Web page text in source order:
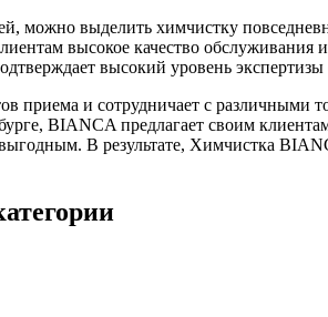
можно выделить химчистку
высокое качество
высокий уровень
приема и сотрудничает с
BIANCA предлагает своим
В результате, Химчистка